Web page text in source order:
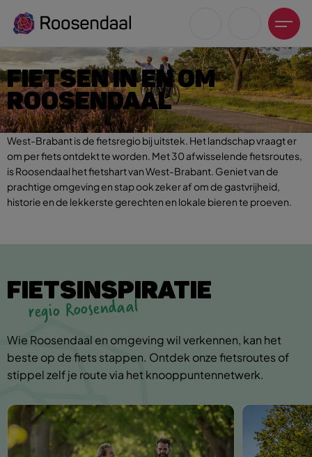
Zoeksuggesties
UITagenda
Wandelen
FIETSEN IN EN OM
ROOSENDAAL
West-Brabant is de fietsregio bij uitstek. Het landschap vraagt er
om per fiets ontdekt te worden. Met 30 afwisselende fietsroutes,
is Roosendaal het fietshart van West-Brabant. Geniet van de
prachtige omgeving en stap ook zeker af om de gastvrijheid,
historie en de lekkerste gerechten en lokale bieren te proeven.
FIETSINSPIRATIE
regio Roosendaal
Wie Roosendaal en omgeving wil verkennen, kan het
beste op de fiets stappen. Ontdek onze fietsroutes of
stippel zelf je route via het knooppuntennetwerk.